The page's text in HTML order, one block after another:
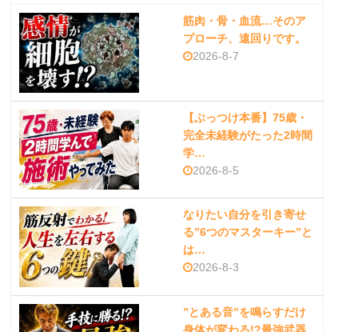
筋肉・骨・血流…そのア
プローチ、遠回りです。
2026-8-7
【ぶっつけ本番】75歳・
完全未経験がたった2時間
学…
2026-8-5
なりたい自分を引き寄せ
る”6つのマスターキー”と
は…
2026-8-3
”とある音”を鳴らすだけ